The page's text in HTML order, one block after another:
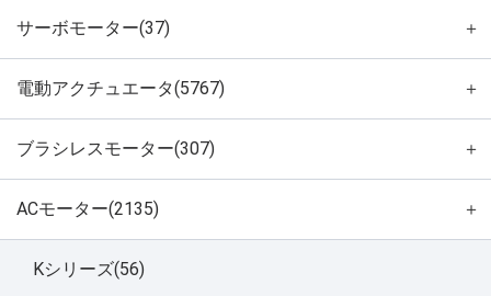
サーボモーター(37) ＋
電動アクチュエータ(5767) ＋
ブラシレスモーター(307) ＋
ACモーター(2135) ＋
Kシリーズ(56)